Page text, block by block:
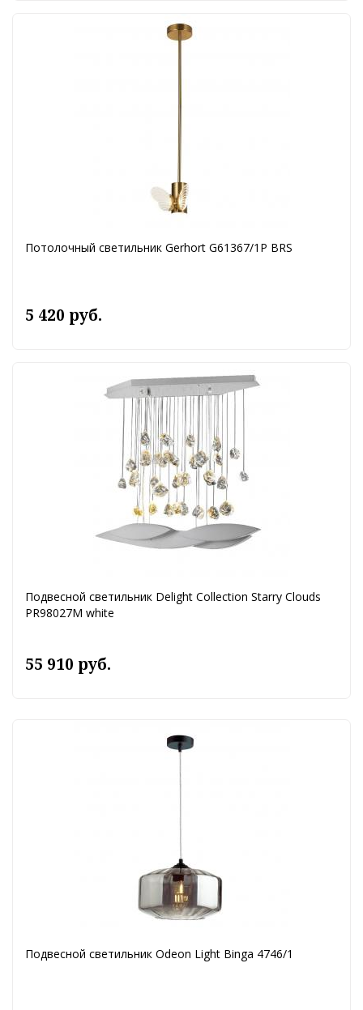
Потолочный светильник Gerhort G61367/1P BRS
5 420 руб.
Подвесной светильник Delight Collection Starry Clouds
PR98027M white
55 910 руб.
Подвесной светильник Odeon Light Binga 4746/1